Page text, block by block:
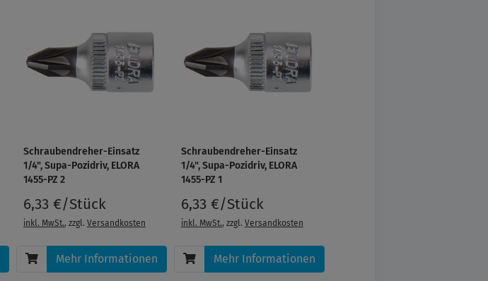
Schraubendreher-Einsatz
1/4", Supa-Pozidriv, ELORA
1455-PZ 2
6,33 €/Stück
inkl. MwSt., zzgl. Versandkosten
Mehr Informationen
Schraubendreher-Einsatz
1/4", Supa-Pozidriv, ELORA
1455-PZ 1
6,33 €/Stück
inkl. MwSt., zzgl. Versandkosten
Mehr Informationen